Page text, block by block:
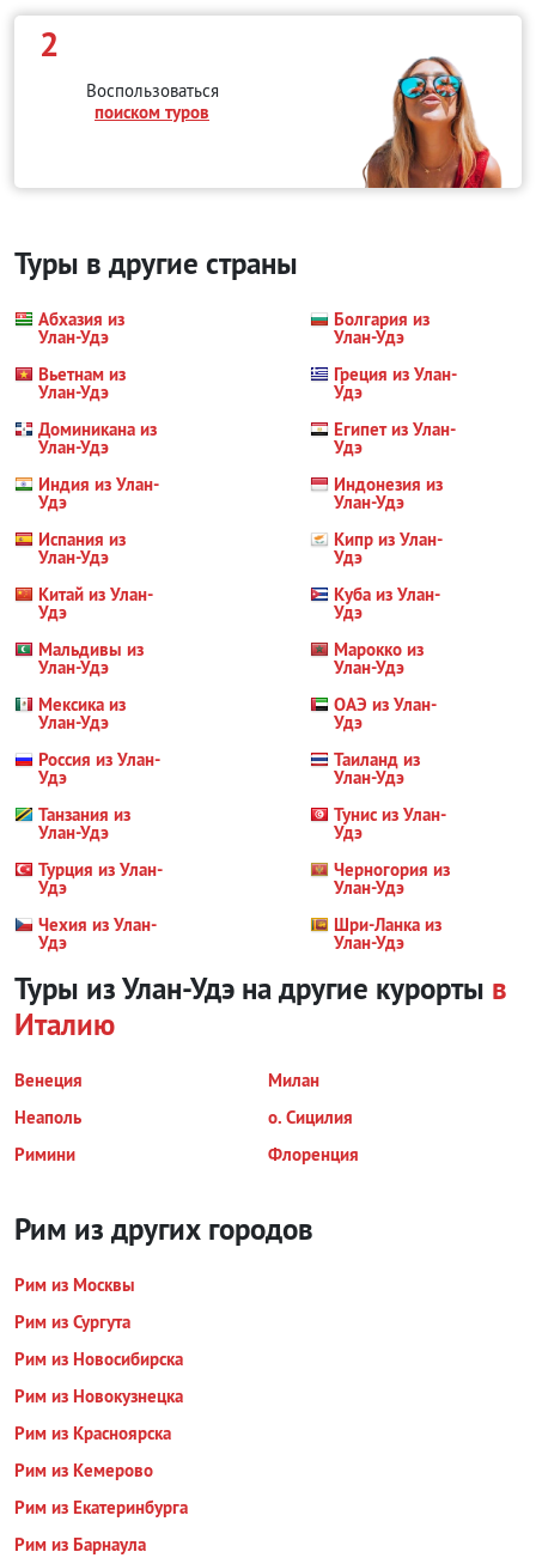
2
Воспользоваться
поиском туров
Туры в другие страны
Абхазия из
Улан-Удэ
Болгария из
Улан-Удэ
Вьетнам из
Улан-Удэ
Греция из Улан-
Удэ
Доминикана из
Улан-Удэ
Египет из Улан-
Удэ
Индия из Улан-
Удэ
Индонезия из
Улан-Удэ
Испания из
Улан-Удэ
Кипр из Улан-
Удэ
Китай из Улан-
Удэ
Куба из Улан-
Удэ
Мальдивы из
Улан-Удэ
Марокко из
Улан-Удэ
Мексика из
Улан-Удэ
ОАЭ из Улан-
Удэ
Россия из Улан-
Удэ
Таиланд из
Улан-Удэ
Танзания из
Улан-Удэ
Тунис из Улан-
Удэ
Турция из Улан-
Удэ
Черногория из
Улан-Удэ
Чехия из Улан-
Удэ
Шри-Ланка из
Улан-Удэ
Туры из Улан-Удэ на другие курорты в
Италию
Венеция
Милан
Неаполь
о. Сицилия
Римини
Флоренция
Рим из других городов
Рим из Москвы
Рим из Сургута
Рим из Новосибирска
Рим из Новокузнецка
Рим из Красноярска
Рим из Кемерово
Рим из Екатеринбурга
Рим из Барнаула